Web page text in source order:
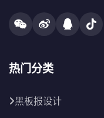
热门分类
黑板报设计